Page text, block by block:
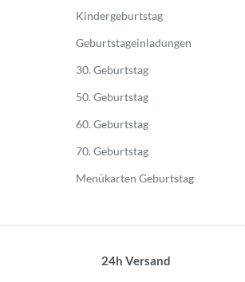
Kindergeburtstag
Geburtstageinladungen
30. Geburtstag
50. Geburtstag
60. Geburtstag
70. Geburtstag
Menükarten Geburtstag
24h Versand